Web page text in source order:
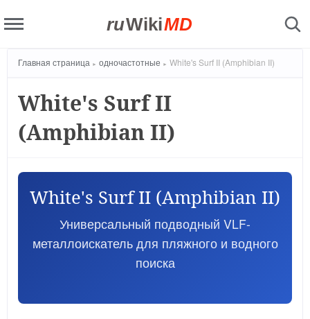
ruWikiMD
Главная страница одночастотные White's Surf II (Amphibian II)
White's Surf II
(Amphibian II)
White's Surf II (Amphibian II)
Универсальный подводный VLF-
металлоискатель для пляжного и водного
поиска